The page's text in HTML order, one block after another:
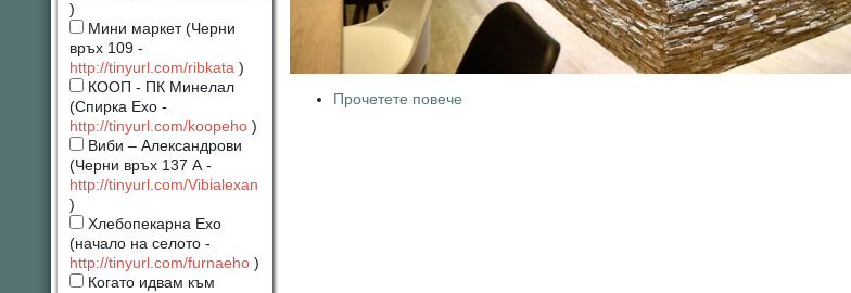
)
Мини маркет (Черни
връх 109 -
http://tinyurl.com/ribkata )
КООП - ПК Минелал
(Спирка Ехо -
http://tinyurl.com/koopeho )
Виби – Александрови
(Черни връх 137 А -
http://tinyurl.com/Vibialexan
)
Хлебопекарна Ехо
(начало на селото -
http://tinyurl.com/furnaeho )
Когато идвам към
Прочетете повече